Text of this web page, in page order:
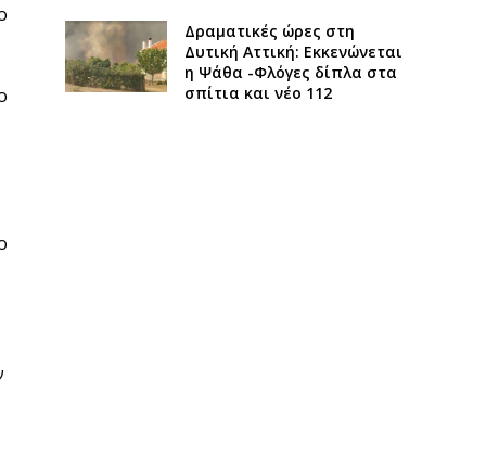
Δραματικές ώρες στη
Δυτική Αττική: Εκκενώνεται
η Ψάθα -Φλόγες δίπλα στα
σπίτια και νέο 112